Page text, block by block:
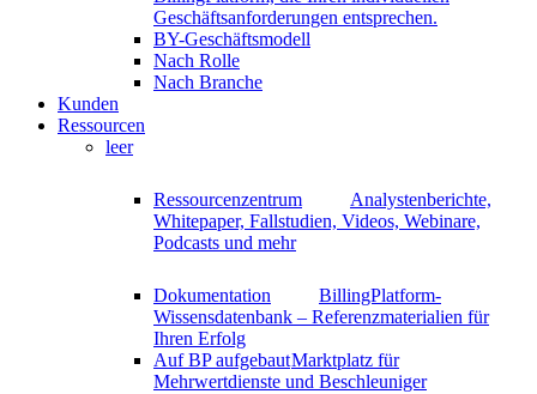
Geschäftsanforderungen entsprechen.
BY-Geschäftsmodell
Nach Rolle
Nach Branche
Kunden
Ressourcen
leer
Ressourcenzentrum
Analystenberichte,
Whitepaper, Fallstudien, Videos, Webinare,
Podcasts und mehr
Dokumentation
BillingPlatform-
Wissensdatenbank – Referenzmaterialien für
Ihren Erfolg
Auf BP aufgebautMarktplatz für
Mehrwertdienste und Beschleuniger